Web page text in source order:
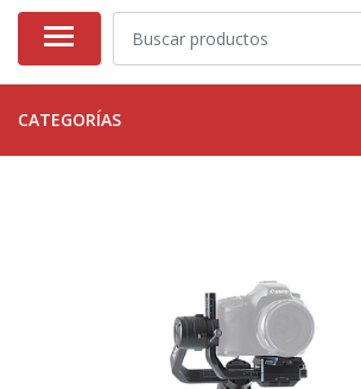
CATEGORÍAS